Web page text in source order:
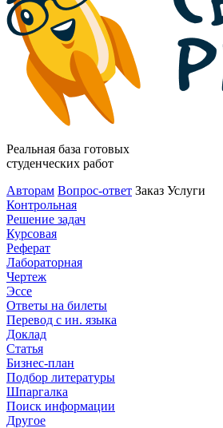
Реальная база готовых
студенческих работ
Авторам Вопрос-ответ Заказ Услуги
Контрольная
Решение задач
Курсовая
Реферат
Лабораторная
Чертеж
Эссе
Ответы на билеты
Перевод с ин. языка
Доклад
Статья
Бизнес-план
Подбор литературы
Шпаргалка
Поиск информации
Другое